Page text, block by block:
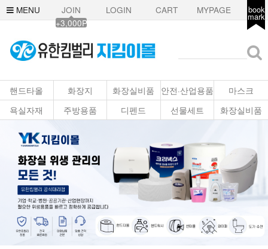
MENU
JOIN
+3,000P
LOGIN CART MYPAGE book
mark
핸드타올 화장지 화장실비품 안전·산업용품
마스크
욕실자재
주방용품 디펜드 선물세트 화장실비품